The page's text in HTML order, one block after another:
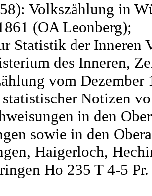
Volkszählung in
(OA Leonberg);
Statistik der Inneren
des Inneren,
vom
Notizen
in den
sowie in den
Haigerloch,
Ho 235 T 4-5